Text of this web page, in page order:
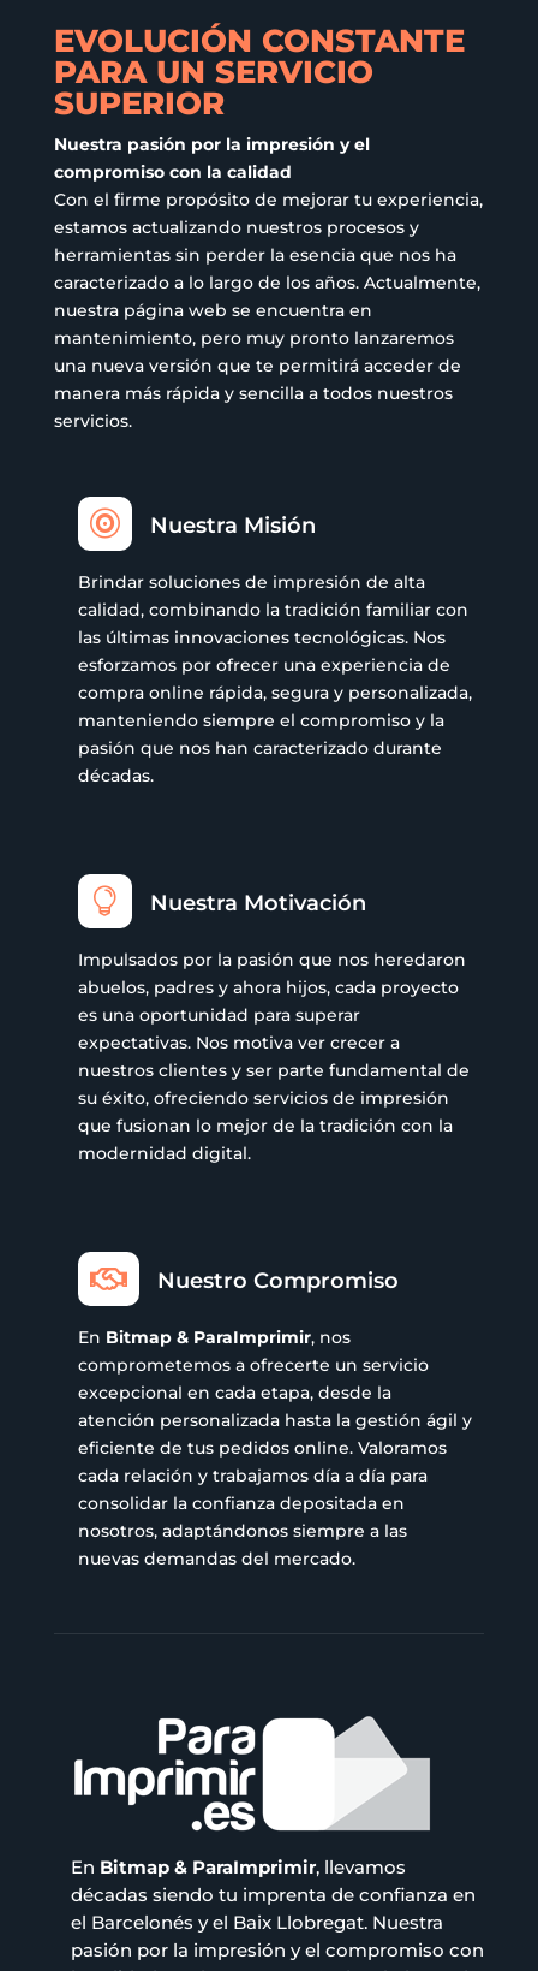
la
página
producto
EVOLUCIÓN CONSTANTE
PARA UN SERVICIO
SUPERIOR
Nuestra pasión por la impresión y el
compromiso con la calidad
Con el firme propósito de mejorar tu experiencia,
estamos actualizando nuestros procesos y
herramientas sin perder la esencia que nos ha
caracterizado a lo largo de los años. Actualmente,
nuestra página web se encuentra en
mantenimiento, pero muy pronto lanzaremos
una nueva versión que te permitirá acceder de
manera más rápida y sencilla a todos nuestros
servicios.
 Nuestra Misión
Brindar soluciones de impresión de alta
calidad, combinando la tradición familiar con
las últimas innovaciones tecnológicas. Nos
esforzamos por ofrecer una experiencia de
compra online rápida, segura y personalizada,
manteniendo siempre el compromiso y la
pasión que nos han caracterizado durante
décadas.
 Nuestra Motivación
Impulsados por la pasión que nos heredaron
abuelos, padres y ahora hijos, cada proyecto
es una oportunidad para superar
expectativas. Nos motiva ver crecer a
nuestros clientes y ser parte fundamental de
su éxito, ofreciendo servicios de impresión
que fusionan lo mejor de la tradición con la
modernidad digital.
 Nuestro Compromiso
En Bitmap & ParaImprimir, nos
comprometemos a ofrecerte un servicio
excepcional en cada etapa, desde la
atención personalizada hasta la gestión ágil y
eficiente de tus pedidos online. Valoramos
cada relación y trabajamos día a día para
consolidar la confianza depositada en
nosotros, adaptándonos siempre a las
nuevas demandas del mercado.
En Bitmap & ParaImprimir, llevamos
décadas siendo tu imprenta de confianza en
el Barcelonés y el Baix Llobregat. Nuestra
pasión por la impresión y el compromiso con